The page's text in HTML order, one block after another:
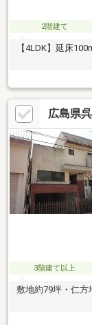
2階建て
【4LDK】延床
広島県
3階建て以上
敷地約79坪・仁方